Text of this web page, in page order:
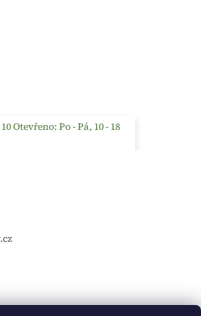
Otevřeno: Po - Pá, 10 - 18